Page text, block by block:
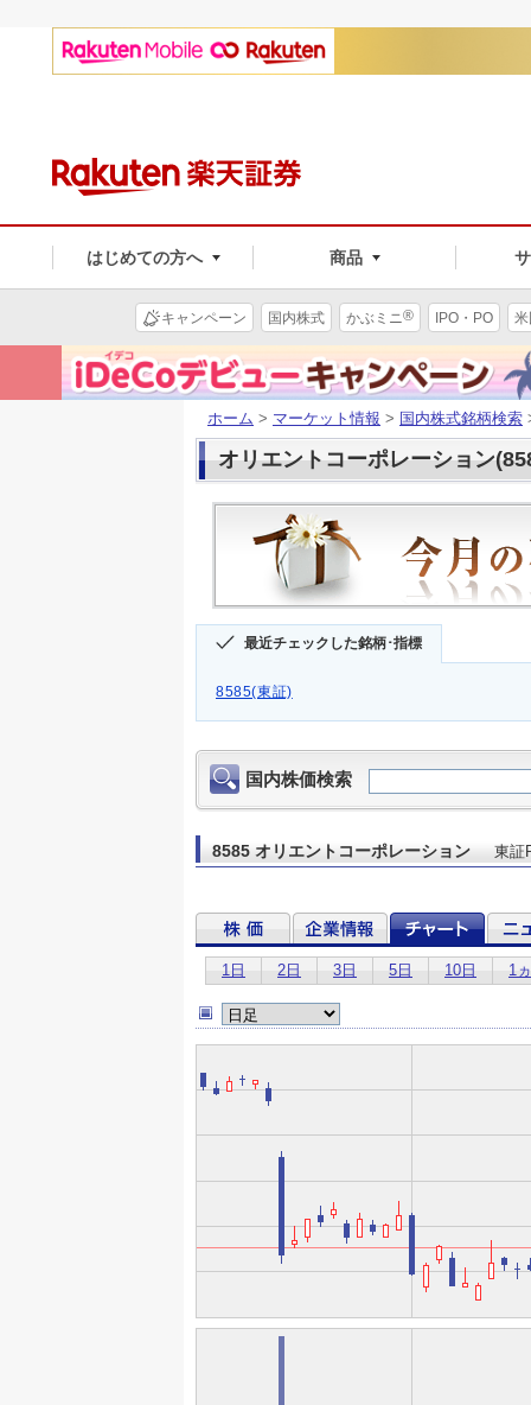
はじめての方へ 商品
キャンペーン 国内株式 かぶミニ® IPO・PO
ホーム > マーケット情報 > 国内株式銘柄検索
オリエントコーポレーション
最近チェックした銘柄･指標
8585(東証)